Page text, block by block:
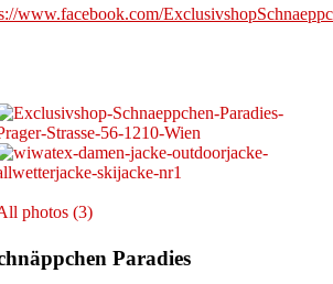
www.facebook.com/
photos (3)
Paradies